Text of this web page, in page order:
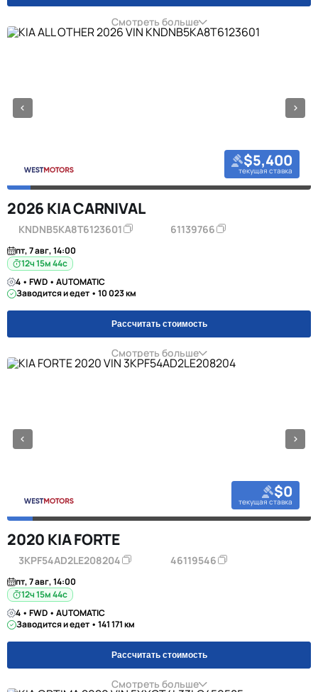
Смотреть больше
$5,400
текущая ставка
2026 KIA CARNIVAL
KNDNB5KA8T6123601 61139766
пт, 7 авг, 14:00
12ч 15м 44с
4 • FWD • AUTOMATIC
Заводится и едет • 10 023 км
Рассчитать стоимость
Смотреть больше
$0
текущая ставка
2020 KIA FORTE
3KPF54AD2LE208204 46119546
пт, 7 авг, 14:00
12ч 15м 44с
4 • FWD • AUTOMATIC
Заводится и едет • 141 171 км
Рассчитать стоимость
Смотреть больше